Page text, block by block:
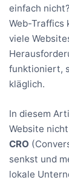
einfach
Web-Traffics
viele
funktioniert,
kläglich.
In diesem
Website
CRO
senkst und
lokale